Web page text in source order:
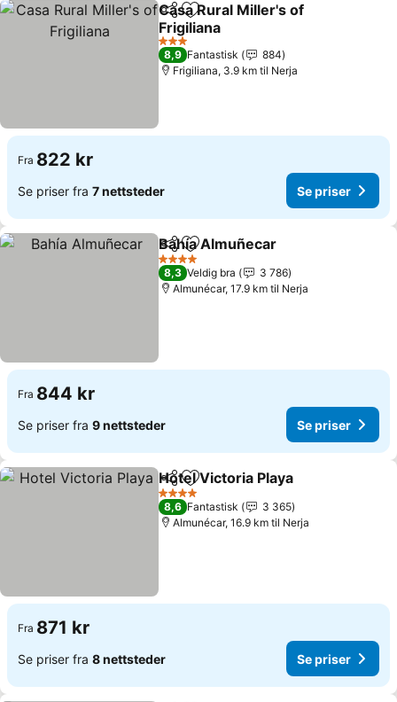
Del Legg til i favoritter
Casa Rural Miller's of
Frigiliana
3 Stjerner
8,9 Fantastisk
884
Frigiliana, 3.9 km til Nerja
Fra 822 kr
Se priser fra 7 nettsteder Se priser
Del Legg til i favoritter
Bahía Almuñecar
4 Stjerner
8,3 Veldig bra
3 786
Almunécar, 17.9 km til Nerja
Fra 844 kr
Se priser fra 9 nettsteder Se priser
Del Legg til i favoritter
Hotel Victoria Playa
4 Stjerner
8,6 Fantastisk
3 365
Almunécar, 16.9 km til Nerja
Fra 871 kr
Se priser fra 8 nettsteder Se priser